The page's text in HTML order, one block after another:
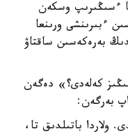
ءسىڭىرىپ وسكەن
ءبىرىنشى ورىنعا
بەرەكەسىن ساقتاۋ
كەلەدى؟» دەگەن
بەرگەن:
باتىلدىق تا،